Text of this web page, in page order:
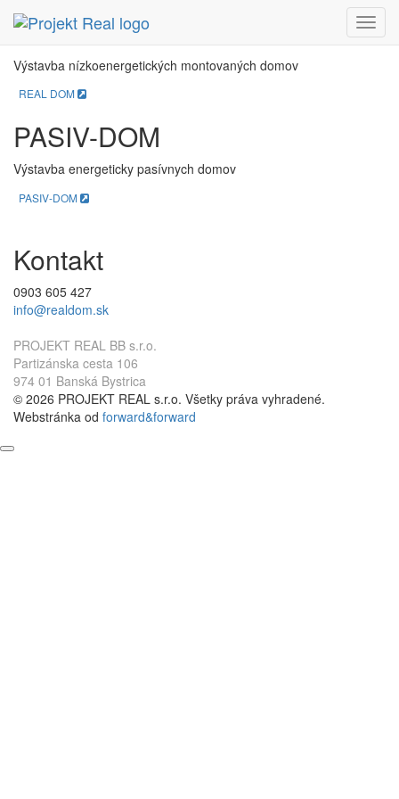
Menu
REAL DOM
Výstavba nízkoenergetických montovaných domov
REAL DOM
PASIV-DOM
Výstavba energeticky pasívnych domov
PASIV-DOM
Kontakt
0903 605 427
info@realdom.sk
PROJEKT REAL BB s.r.o.
Partizánska cesta 106
974 01 Banská Bystrica
© 2026 PROJEKT REAL s.r.o. Všetky práva vyhradené.
Webstránka od forward&forward